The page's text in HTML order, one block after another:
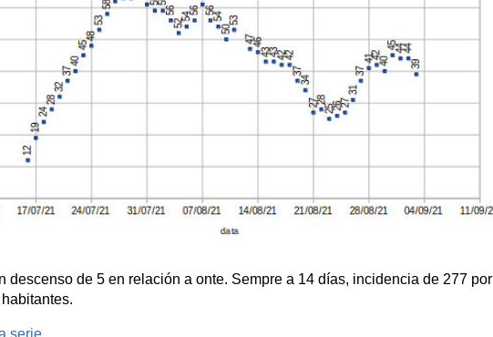
descenso de 5 en relación a onte. Sempre a 14 días, incidencia de 277 por
serie.